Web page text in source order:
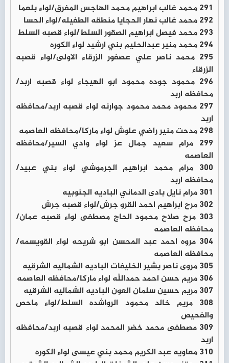
291 محمد غالب ابراهيم محمد الهاجس المفرق/لواء بلعما
292 محمد غالب نهار الحجايا منطقه الطفيله/لواء الحسا
293 محمد فيصل ابراهيم الصقور السلط/لواء قصبه السلط
294 محمد منير عبدالحليم بني ارشيد لواء الكوره
295 محمد ناصر علي عصفور الزرقاء الاولى/لواء قصبه
الزرقاء
296 محمود جوده محمود ابو الهيجاء لواء قصبه اربد/
محافظه اربد
297 محمود محمد محمود جوارنه لواء قصبه اربد/محافظه
اربد
298 مدحت منير راضي علوش لواء ماركا/محافظه العاصمه
299 مرام سعيد جمال عز لواء وادي السير/محافظه
العاصمه
300 مرام محمد ابراهيم الجرموشي لواء بني عبيد/
محافظه اربد
301 مرام نايل بادى الدماني الباديه الجنوبيه
302 مرح ابراهيم احمد القرو جرش/لواء قصبه جرش
303 مرح صلاح محمود الحاج مصطفى لواء قصبه عمان/
محافظه العاصمه
304 مروه احمد عبد المحسن ابو شريحه لواء القويسمه/
محافظه العاصمه
305 مروى ناصر بشير الخليفات الباديه الشماليه الشرقيه
306 مريم حسن احمد حمدالله لواء ماركا/محافظه العاصمه
307 مريم حسين سلمان العون الباديه الشماليه الشرقيه
308 مريم خالد محمود الرواشده السلط/لواء ماحص
والفحيص
309 مصطفى محمد خضر المحمد لواء قصبه اربد/محافظه
اربد
310 معاويه عبد الكريم محمد بني عيسى لواء الكوره